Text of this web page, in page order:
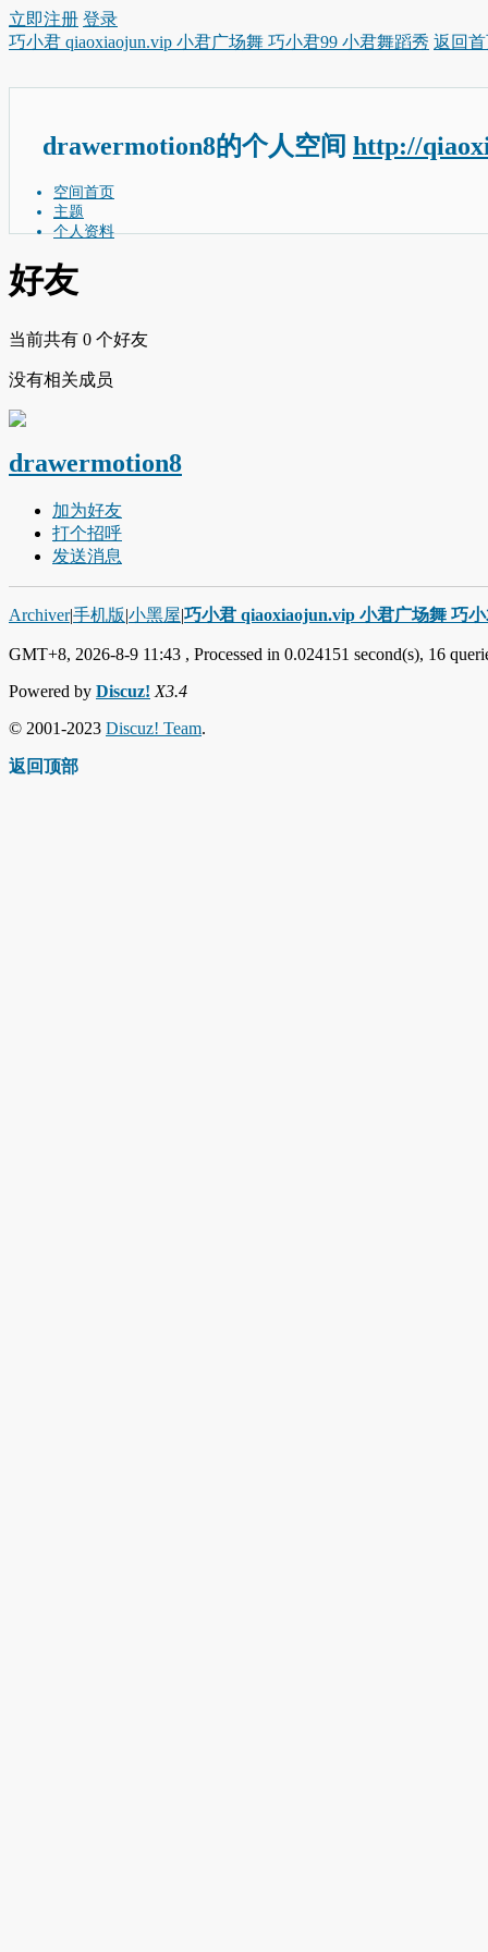
立即注册 登录
巧小君 qiaoxiaojun.vip 小君广场舞 巧小君99 小君舞蹈秀 返回
drawermotion8的个人空间 http://
空间首页
主题
个人资料
好友
当前共有 0 个好友
没有相关成员
drawermotion8
加为好友
打个招呼
发送消息
Archiver|手机版|小黑屋|巧小君 qiaoxiaojun.vip 小君广场舞 巧
GMT+8, 2026-8-9 11:43 , Processed in 0.024151 second(s), 16
Powered by Discuz! X3.4
© 2001-2023 Discuz! Team.
返回顶部